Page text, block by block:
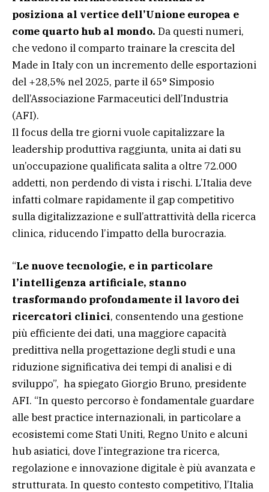
posiziona al vertice dell’Unione europea e
come quarto hub al mondo. Da questi numeri,
che vedono il comparto trainare la crescita del
Made in Italy con un incremento delle esportazioni
del +28,5% nel 2025, parte il 65° Simposio
dell’Associazione Farmaceutici dell’Industria
(AFI).
Il focus della tre giorni vuole capitalizzare la
leadership produttiva raggiunta, unita ai dati su
un’occupazione qualificata salita a oltre 72.000
addetti, non perdendo di vista i rischi. L’Italia deve
infatti colmare rapidamente il gap competitivo
sulla digitalizzazione e sull’attrattività della ricerca
clinica, riducendo l’impatto della burocrazia.
“Le nuove tecnologie, e in particolare
l’intelligenza artificiale, stanno
trasformando profondamente il lavoro dei
ricercatori clinici, consentendo una gestione
più efficiente dei dati, una maggiore capacità
predittiva nella progettazione degli studi e una
riduzione significativa dei tempi di analisi e di
sviluppo”, ha spiegato Giorgio Bruno, presidente
AFI. “In questo percorso è fondamentale guardare
alle best practice internazionali, in particolare a
ecosistemi come Stati Uniti, Regno Unito e alcuni
hub asiatici, dove l’integrazione tra ricerca,
regolazione e innovazione digitale è più avanzata e
strutturata. In questo contesto competitivo, l’Italia